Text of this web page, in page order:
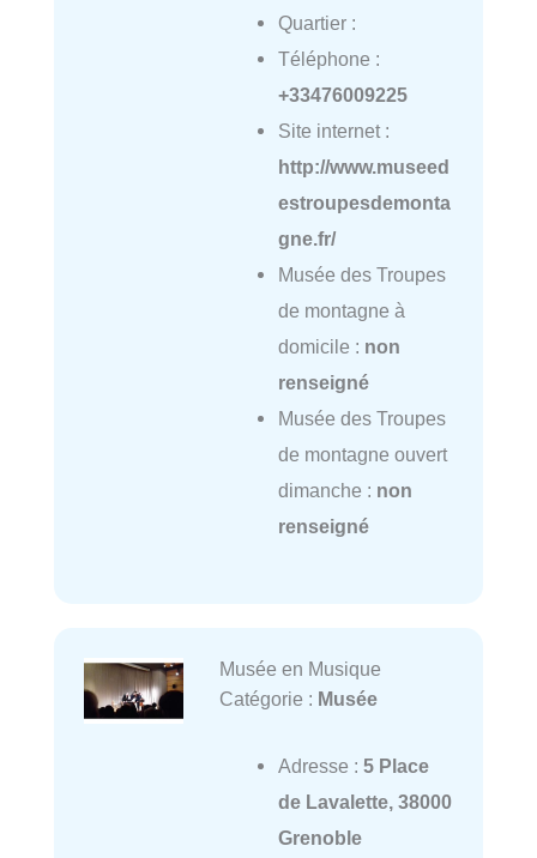
Quartier :
Téléphone :
+33476009225
Site internet :
http://www.museed
estroupesdemonta
gne.fr/
Musée des Troupes
de montagne à
domicile : non
renseigné
Musée des Troupes
de montagne ouvert
dimanche : non
renseigné
Musée en Musique
Catégorie : Musée
Adresse : 5 Place
de Lavalette, 38000
Grenoble